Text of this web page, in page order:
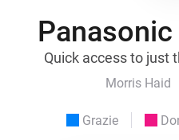
Panasonic
Quick access to just
Morris Haid
Grazie